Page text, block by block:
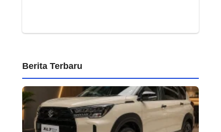
Berita Terbaru